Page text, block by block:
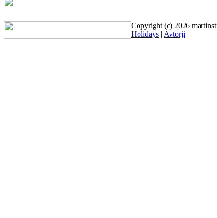
Copyright (c) 2026
Holidays | Avtorji